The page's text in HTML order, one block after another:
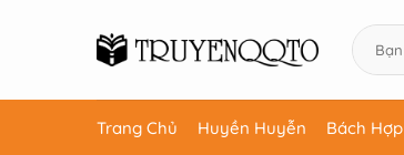
Trang Chủ Huyền Huyễn Bách Hợp